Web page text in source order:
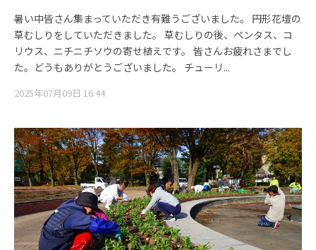
暑い中皆さん集まっていただき有難うございました。 円形花壇の
草むしりをしていただきました。 草むしりの後、ペンタス、コ
リウス、ニチニチソウの寄せ植えです。 皆さんお疲れさまでし
た。どうもありがとうございました。 チューリ...
2025年07月09日 16:44